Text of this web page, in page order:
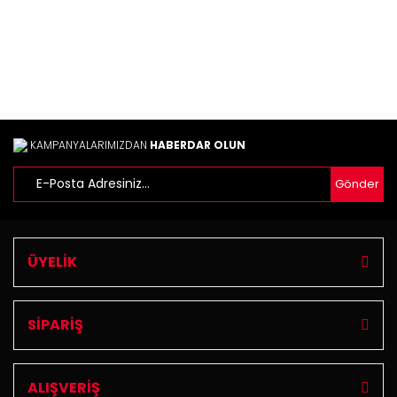
KAMPANYALARIMIZDAN HABERDAR OLUN
Gönder
ÜYELİK
SİPARİŞ
ALIŞVERİŞ